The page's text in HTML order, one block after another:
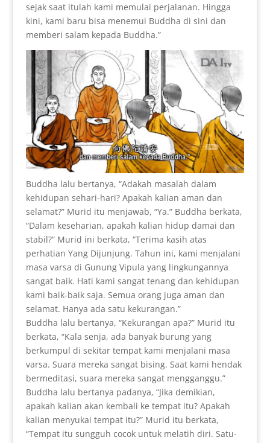
sejak saat itulah kami memulai perjalanan. Hingga
kini, kami baru bisa menemui Buddha di sini dan
memberi salam kepada Buddha.”
Buddha lalu bertanya, “Adakah masalah dalam
kehidupan sehari-hari? Apakah kalian aman dan
selamat?” Murid itu menjawab, “Ya.” Buddha berkata,
“Dalam keseharian, apakah kalian hidup damai dan
stabil?” Murid ini berkata, “Terima kasih atas
perhatian Yang Dijunjung. Tahun ini, kami menjalani
masa varsa di Gunung Vipula yang lingkungannya
sangat baik. Hati kami sangat tenang dan kehidupan
kami baik-baik saja. Semua orang juga aman dan
selamat. Hanya ada satu kekurangan.”
Buddha lalu bertanya, “Kekurangan apa?” Murid itu
berkata, “Kala senja, ada banyak burung yang
berkumpul di sekitar tempat kami menjalani masa
varsa. Suara mereka sangat bising. Saat kami hendak
bermeditasi, suara mereka sangat mengganggu.”
Buddha lalu bertanya padanya, “Jika demikian,
apakah kalian akan kembali ke tempat itu? Apakah
kalian menyukai tempat itu?” Murid itu berkata,
“Tempat itu sungguh cocok untuk melatih diri. Satu-